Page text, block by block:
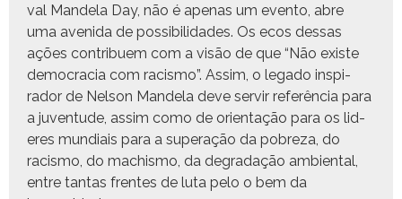
val Man­dela Day, não é ape­nas um even­to, abre
uma aveni­da de pos­si­bil­i­dades. Os ecos dessas
ações con­tribuem com a visão de que “Não existe
democ­ra­cia com racis­mo”. Assim, o lega­do inspi­
rador de Nel­son Man­dela deve servir refer­ên­cia para
a juven­tude, assim como de ori­en­tação para os lid­
eres mundi­ais para a super­ação da pobreza, do
racis­mo, do machis­mo, da degradação ambi­en­tal,
entre tan­tas frentes de luta pelo o bem da